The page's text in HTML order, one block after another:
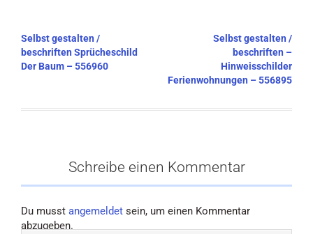
Beitragsnavigation
Selbst gestalten /
beschriften Sprücheschild
Der Baum – 556960
Selbst gestalten /
beschriften –
Hinweisschilder
Ferienwohnungen – 556895
Schreibe einen Kommentar
Du musst angemeldet sein, um einen Kommentar
abzugeben.